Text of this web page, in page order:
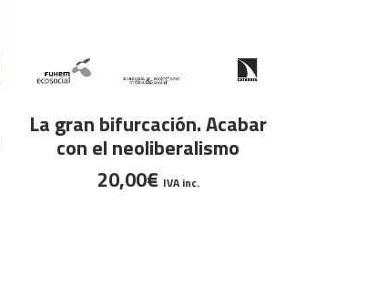
AÑADIR AL CARRITO
La gran bifurcación. Acabar
con el neoliberalismo
20,00€ IVA inc.